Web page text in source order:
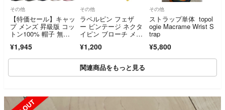
その他
【特価セール】キャッ
プ メンズ 昇級版 コッ
トン100% 帽子 無
¥1,945
その他
ラペルピン フェザ
ー ビンテージ ネクタ
イピン ブローチ メン
¥1,200
その他
ストラップ単体 topol
ogie Macrame Wrist S
trap
¥5,800
関連商品をもっと見る